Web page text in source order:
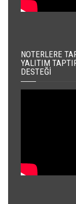
NOTERLERE
YALITIM
DESTEĞI